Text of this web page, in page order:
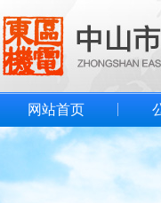
网站首页